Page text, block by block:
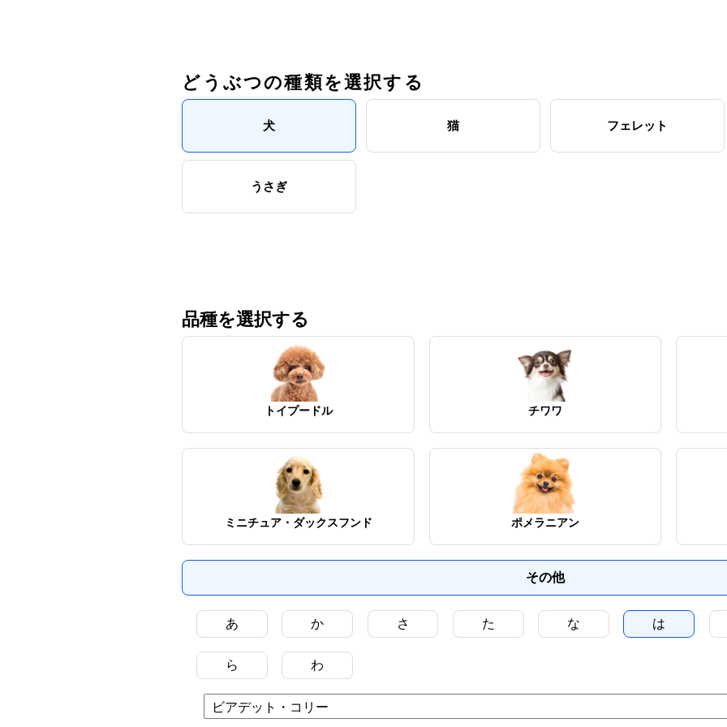
どうぶつの種類を選択する
犬
品種を選択する
トイプードル チワワ
ミニチュア・ダックスフンド ポメラニアン
その他
あ か さ た な は
ら わ
猫 フェレット
うさぎ